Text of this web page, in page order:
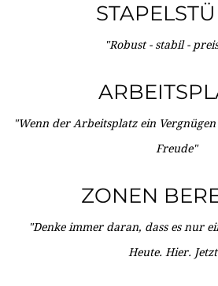
"Robust - stabil -
"Wenn der Arbeitsplatz ein
Freude"
ZONEN
"Denke immer daran, dass es nur
Heute. Hier.